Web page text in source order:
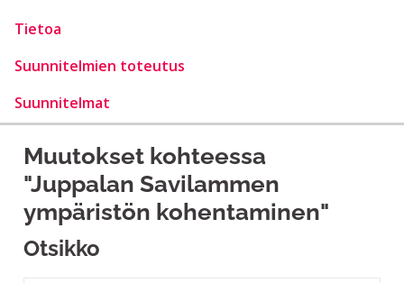
Tietoa
Suunnitelmien toteutus
Suunnitelmat
Muutokset kohteessa
"Juppalan Savilammen
ympäristön kohentaminen"
Otsikko